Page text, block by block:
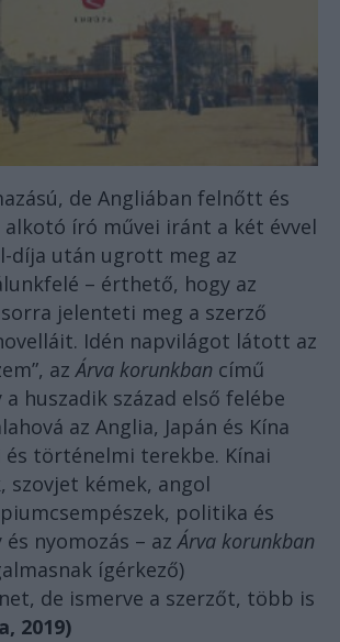
de Angliában felnőtt és
alkotó író művei iránt a két évvel
díja után ugrott meg az
– érthető, hogy az
jelenteti meg a szerző
Idén napvilágot látott az
azÁrva korunkban című
a huszadik század első felébe
az Anglia, Japán és Kína
történelmi terekbe. Kínai
szovjet kémek, angol
politika és
nyomozás – azÁrva korunkban
ígérkező)
de ismerve a szerzőt, több is
2019)